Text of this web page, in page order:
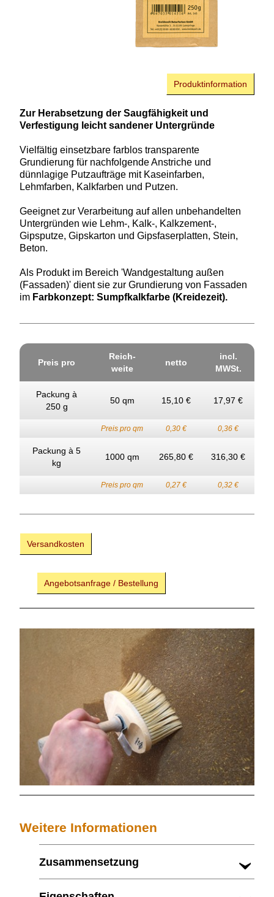
Produktinformation
Zur Herabsetzung der Saugfähigkeit und
Verfestigung leicht sandener Untergründe
Vielfältig einsetzbare farblos transparente
Grundierung für nachfolgende Anstriche und
dünnlagige Putzaufträge mit Kaseinfarben,
Lehmfarben, Kalkfarben und Putzen.
Geeignet zur Verarbeitung auf allen unbehandelten
Untergründen wie Lehm-, Kalk-, Kalkzement-,
Gipsputze, Gipskarton und Gipsfaserplatten, Stein,
Beton.
Als Produkt im Bereich 'Wandgestaltung außen
(Fassaden)' dient sie zur Grundierung von Fassaden
im Farbkonzept: Sumpfkalkfarbe (Kreidezeit).
Preis pro
Reich­
weite
netto
incl.
MWSt.
Packung à
250 g
50 qm 15,10 € 17,97 €
Preis pro qm 0,30 € 0,36 €
Packung à 5
kg
1000 qm 265,80 € 316,30 €
Preis pro qm 0,27 € 0,32 €
Versandkosten
Angebotsanfrage / Bestellung
Weitere Informationen
Zusammensetzung